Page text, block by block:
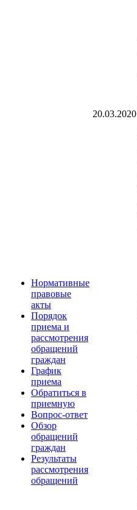
Нормативные
правовые
акты
Порядок
приема и
рассмотрения
обращений
граждан
График
приема
Обратиться в
приемную
Вопрос-ответ
Обзор
обращений
граждан
Результаты
рассмотрения
обращений
20.03.2020